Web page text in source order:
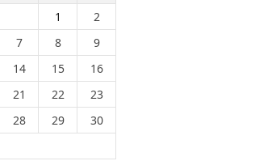
1
2
7 8
9
14 15
16
21 22
23
28 29
30